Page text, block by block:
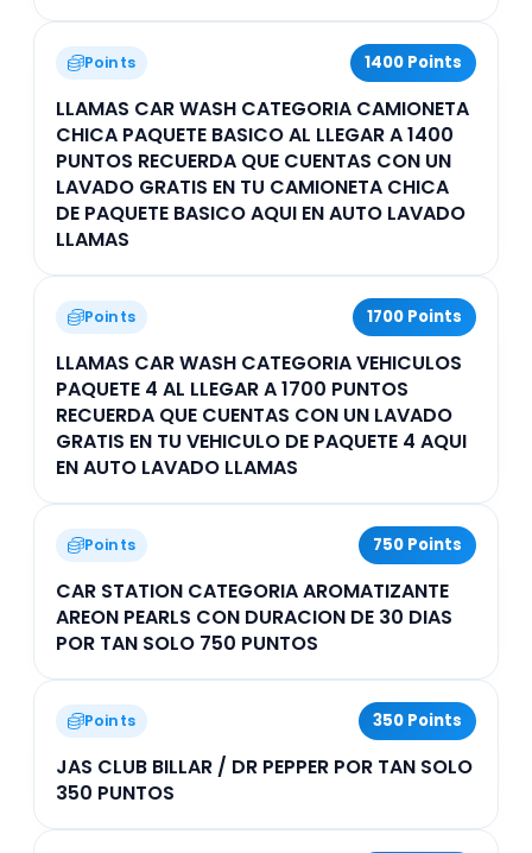
Points 1400 Points
LLAMAS CAR WASH CATEGORIA CAMIONETA
CHICA PAQUETE BASICO AL LLEGAR A 1400
PUNTOS RECUERDA QUE CUENTAS CON UN
LAVADO GRATIS EN TU CAMIONETA CHICA
DE PAQUETE BASICO AQUI EN AUTO LAVADO
LLAMAS
Points 1700 Points
LLAMAS CAR WASH CATEGORIA VEHICULOS
PAQUETE 4 AL LLEGAR A 1700 PUNTOS
RECUERDA QUE CUENTAS CON UN LAVADO
GRATIS EN TU VEHICULO DE PAQUETE 4 AQUI
EN AUTO LAVADO LLAMAS
Points 750 Points
CAR STATION CATEGORIA AROMATIZANTE
AREON PEARLS CON DURACION DE 30 DIAS
POR TAN SOLO 750 PUNTOS
Points 350 Points
JAS CLUB BILLAR / DR PEPPER POR TAN SOLO
350 PUNTOS